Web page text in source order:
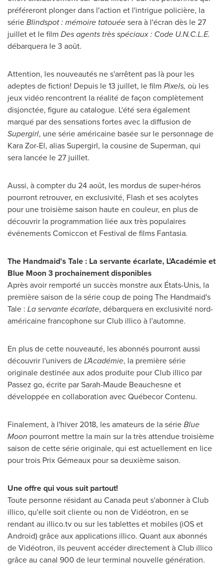
préféreront plonger dans l'action et l'intrigue policière, la
sérieBlindspot : mémoire tatouéesera à l'écran dès le 27
juillet et le film Des agents très spéciaux : Code U.N.C.L.E.
débarquera le 3 août.
Attention, les nouveautés ne s'arrêtent pas là pour les
adeptes de fiction! Depuis le 13 juillet, le film Pixels, où les
jeux vidéo rencontrent la réalité de façon complètement
disjonctée, figure au catalogue. L'été sera également
marqué par des sensations fortes avec la diffusion de
Supergirl, une série américaine basée sur le personnage de
Kara Zor-El, alias Supergirl, la cousine de Superman, qui
sera lancée le 27 juillet.
Aussi, à compter du 24 août, les mordus de super‑héros
pourront retrouver, en exclusivité, Flash et ses acolytes
pour une troisième saison haute en couleur, en plus de
découvrir la programmation liée aux très populaires
événements Comiccon et Festival de films Fantasia.
The Handmaid's Tale : La servante écarlate, L'Académie et
Blue Moon 3 prochainement disponibles
Après avoir remporté un succès monstre aux États-Unis, la
première saison de la série coup de poing The Handmaid's
Tale : La servante écarlate, débarquera en exclusivité nord-
américaine francophone sur Club illico à l'automne.
En plus de cette nouveauté, les abonnés pourront aussi
découvrir l'univers deL'Académie, la première série
originale destinée aux ados produite pour Club illico par
Passez go, écrite parSarah-Maude Beauchesneet
développée en collaboration avec Québecor Contenu.
Finalement, à l'hiver 2018, les amateurs de la sérieBlue
Moon pourront mettre la main sur la très attendue troisième
saison de cette série originale, qui est actuellement en lice
pour trois Prix Gémeaux pour sa deuxième saison.
Une offre qui vous suit partout!
Toute personne résidant au Canada peut s'abonner à Club
illico, qu'elle soit cliente ou non de Vidéotron, en se
rendant au illico.tv ou sur les tablettes et mobiles (iOS et
Android) grâce aux applications illico. Quant aux abonnés
de Vidéotron, ils peuvent accéder directement à Club illico
grâce au canal 900 de leur terminal nouvelle génération.